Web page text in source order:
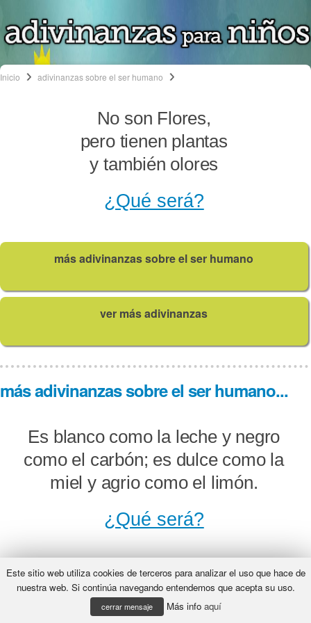
Inicio adivinanzas sobre el ser humano
No son Flores,
pero tienen plantas
y también olores
¿Qué será?
más adivinanzas sobre el ser humano
ver más adivinanzas
más adivinanzas sobre el ser humano...
Es blanco como la leche y negro
como el carbón; es dulce como la
miel y agrio como el limón.
¿Qué será?
¿Sabes qué cosa será, que cuando
hablas lo rompes y cuando callas
Este sitio web utiliza cookies de terceros para analizar el uso que hace de
nuestra web. Si continúa navegando entendemos que acepta su uso.
cerrar mensaje Más info aquí